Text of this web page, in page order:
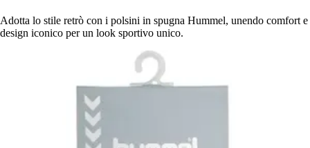
Adotta lo stile retrò con i polsini in spugna Hummel, unendo comfort e
design iconico per un look sportivo unico.